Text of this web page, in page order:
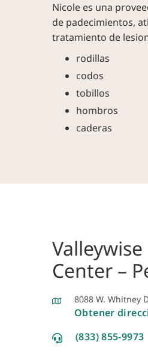
Nicole es una
de padecimientos,
tratamiento de
rodillas
codos
tobillos
hombros
caderas
Center –
8088 W. Whitney
Obtener
(833) 855-9973